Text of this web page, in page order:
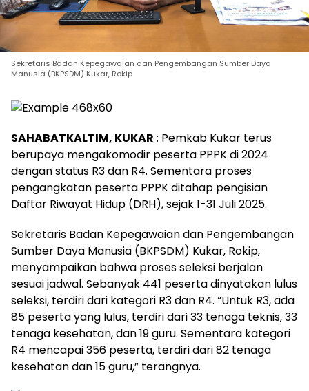
Sekretaris Badan Kepegawaian dan Pengembangan Sumber Daya
Manusia (BKPSDM) Kukar, Rokip
SAHABATKALTIM, KUKAR : Pemkab Kukar terus
berupaya mengakomodir peserta PPPK di 2024
dengan status R3 dan R4. Sementara proses
pengangkatan peserta PPPK ditahap pengisian
Daftar Riwayat Hidup (DRH), sejak 1-31 Juli 2025.
Sekretaris Badan Kepegawaian dan Pengembangan
Sumber Daya Manusia (BKPSDM) Kukar, Rokip,
menyampaikan bahwa proses seleksi berjalan
sesuai jadwal. Sebanyak 441 peserta dinyatakan lulus
seleksi, terdiri dari kategori R3 dan R4. “Untuk R3, ada
85 peserta yang lulus, terdiri dari 33 tenaga teknis, 33
tenaga kesehatan, dan 19 guru. Sementara kategori
R4 mencapai 356 peserta, terdiri dari 82 tenaga
kesehatan dan 15 guru,” terangnya.